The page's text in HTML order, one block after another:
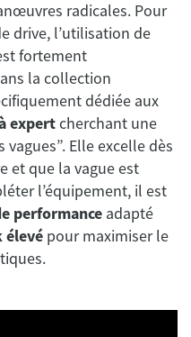
radicales. Pour
drive, l’utilisation de
fortement
la collection
dédiée aux
expertcherchant une
Elle excelle dès
et que la vague est
l’équipement, il est
performance adapté
élevé pour maximiser le